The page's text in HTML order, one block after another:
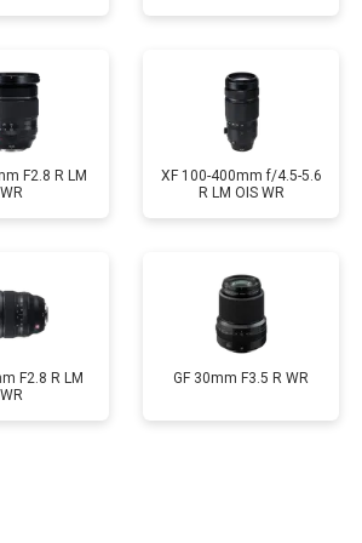
F2.8 R LM
WR
XF 100-400mm f/4.5-5.6
R LM OIS WR
F2.8 R LM
WR
GF 30mm F3.5 R WR